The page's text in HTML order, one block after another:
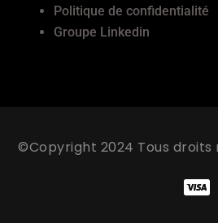
Politique de confidentialité
Groupe Linkedin
©Copyright 2024 Tous droits